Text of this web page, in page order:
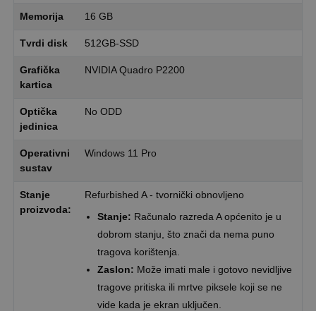
Memorija 16 GB
Tvrdi disk 512GB-SSD
Grafička
kartica
NVIDIA Quadro P2200
Optička
jedinica
No ODD
Operativni
sustav
Windows 11 Pro
Stanje
proizvoda:
Refurbished A - tvornički obnovljeno
Stanje: Računalo razreda A općenito je u
dobrom stanju, što znači da nema puno
tragova korištenja.
Zaslon: Može imati male i gotovo nevidljive
tragove pritiska ili mrtve piksele koji se ne
vide kada je ekran uključen.